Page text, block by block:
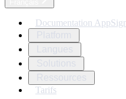
Documentation
Tarifs